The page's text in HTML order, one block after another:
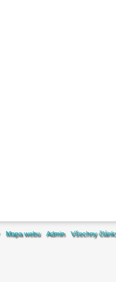
Mapa webu Admin Všechny